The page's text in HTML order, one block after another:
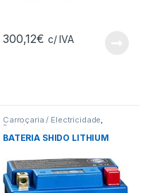
300,12€ c/ IVA
Carroçaria / Electricidade,
Baterias
BATERIA SHIDO LITHIUM